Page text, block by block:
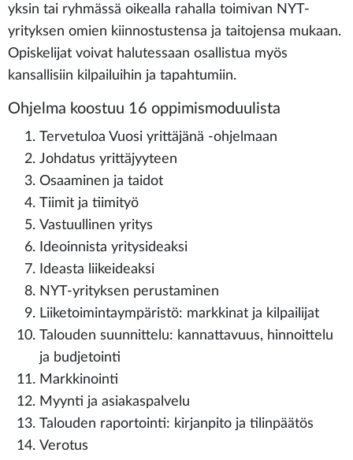
yksin tai ryhmässä oikealla rahalla toimivan NYT-
yrityksen omien kiinnostustensa ja taitojensa mukaan.
Opiskelijat voivat halutessaan osallistua myös
kansallisiin kilpailuihin ja tapahtumiin.
Ohjelma koostuu 16 oppimismoduulista
Tervetuloa Vuosi yrittäjänä -ohjelmaan
Johdatus yrittäjyyteen
Osaaminen ja taidot
Tiimit ja tiimityö
Vastuullinen yritys
Ideoinnista yritysideaksi
Ideasta liikeideaksi
NYT-yrityksen perustaminen
Liiketoimintaympäristö: markkinat ja kilpailijat
Talouden suunnittelu: kannattavuus, hinnoittelu
ja budjetointi
Markkinointi
Myynti ja asiakaspalvelu
Talouden raportointi: kirjanpito ja tilinpäätös
Verotus